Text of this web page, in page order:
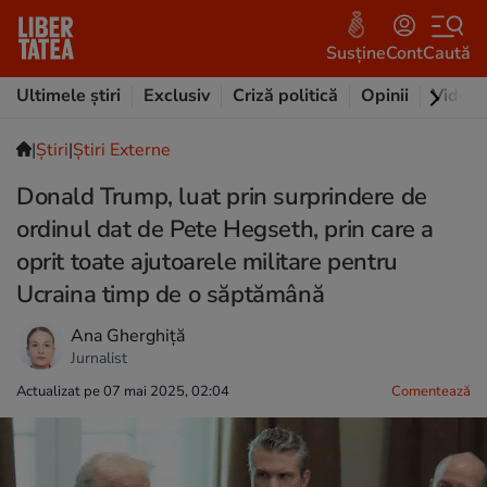
SusțineContCaută
Ultimele știri
Exclusiv Criză politică Opinii Video
|Ştiri|Știri Externe
Donald Trump, luat prin surprindere de
ordinul dat de Pete Hegseth, prin care a
oprit toate ajutoarele militare pentru
Ucraina timp de o săptămână
Ana Gherghiță
Jurnalist
Actualizat pe 07 mai 2025, 02:04 Comentează